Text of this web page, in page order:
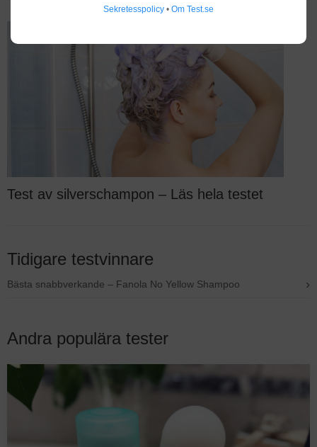
Sekretesspolicy • Om Test.se
Test av silverschampon – Läs hela testet
Tidigare testvinnare
Bästa snabbverkande – Fanola No Yellow Shampoo ›
Andra populära tester